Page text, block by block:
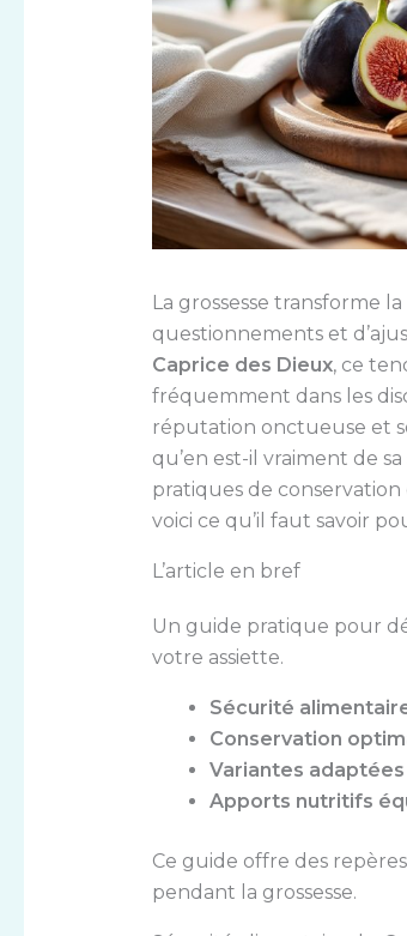
La grossesse transforme
questionnements et
Caprice des Dieux, ce
fréquemment dans les
réputation onctueuse et
qu’en est-il vraiment de
pratiques de
voici ce qu’il faut savoir
L’article en bref
Un guide pratique pour
votre assiette.
Sécurité
Conservation
Variantes adaptées
Apports nutritifs
Ce guide offre des
pendant la grossesse.